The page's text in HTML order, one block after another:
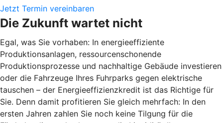
Jetzt Termin vereinbaren
Die Zukunft wartet nicht
Egal, was Sie vorhaben: In energieeffiziente
Produktionsanlagen, ressourcenschonende
Produktionsprozesse und nachhaltige Gebäude investieren
oder die Fahrzeuge Ihres Fuhrparks gegen elektrische
tauschen – der Energieeffizienzkredit ist das Richtige für
Sie. Denn damit profitieren Sie gleich mehrfach: In den
ersten Jahren zahlen Sie noch keine Tilgung für die